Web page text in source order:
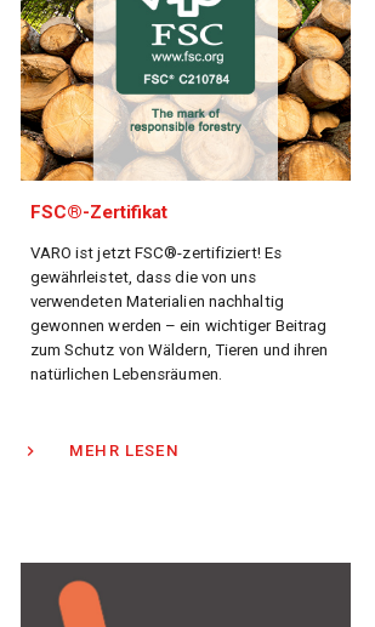
FSC®-Zertifikat
VARO ist jetzt FSC®-zertifiziert! Es
gewährleistet, dass die von uns
verwendeten Materialien nachhaltig
gewonnen werden – ein wichtiger Beitrag
zum Schutz von Wäldern, Tieren und ihren
natürlichen Lebensräumen.
MEHR LESEN